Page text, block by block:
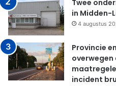
Twee
in Midden-
4 augustus
Provincie
overwegen
incident